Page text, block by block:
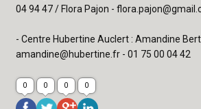
04 94 47 / Flora Pajon -
- Centre Hubertine Auclert : Amandine
amandine@hubertine.fr- 01 75 00 04 42
0 0 0 0